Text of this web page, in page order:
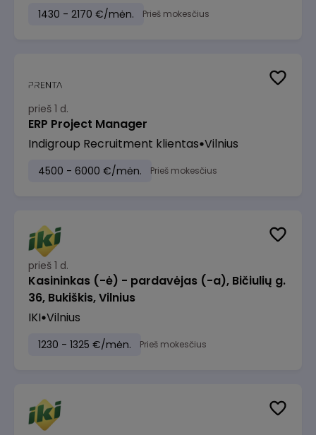
1430 - 2170 €/mėn. Prieš mokesčius
prieš 1 d.
ERP Project Manager
Indigroup Recruitment klientas Vilnius
4500 - 6000 €/mėn. Prieš mokesčius
prieš 1 d.
Kasininkas (-ė) - pardavėjas (-a), Bičiulių g.
36, Bukiškis, Vilnius
IKI Vilnius
1230 - 1325 €/mėn. Prieš mokesčius